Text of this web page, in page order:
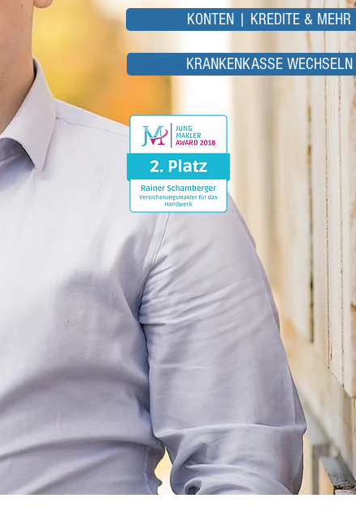
KONTEN | KREDITE & MEHR
KRANKENKASSE WECHSELN